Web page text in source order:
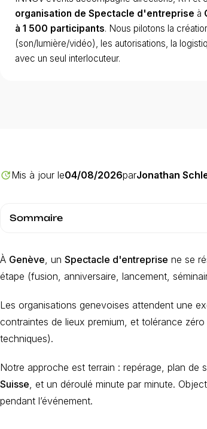
organisation de Spectacle d'entreprise à
à 1 500 participants. Nous pilotons la
(son/lumière/vidéo), les autorisations, la
avec un seul interlocuteur.
updateMis à jour le04/08/2026parJonathan
Sommaire
À Genève, un Spectacle d'entreprise ne se
étape (fusion, anniversaire, lancement,
Les organisations genevoises attendent une
contraintes de lieux premium, et tolérance
techniques).
Notre approche est terrain : repérage, plan
Suisse, et un déroulé minute par minute.
pendant l’événement.